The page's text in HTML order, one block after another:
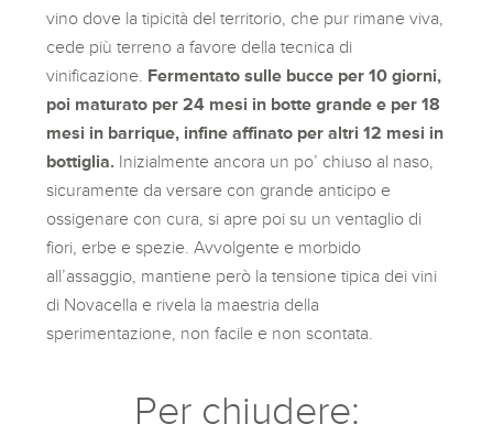
vino dove la tipicità del territorio, che pur rimane viva,
cede più terreno a favore della tecnica di
vinificazione. Fermentato sulle bucce per 10 giorni,
poi maturato per 24 mesi in botte grande e per 18
mesi in barrique, infine affinato per altri 12 mesi in
bottiglia. Inizialmente ancora un po’ chiuso al naso,
sicuramente da versare con grande anticipo e
ossigenare con cura, si apre poi su un ventaglio di
fiori, erbe e spezie. Avvolgente e morbido
all’assaggio, mantiene però la tensione tipica dei vini
di Novacella e rivela la maestria della
sperimentazione, non facile e non scontata.
Per chiudere: